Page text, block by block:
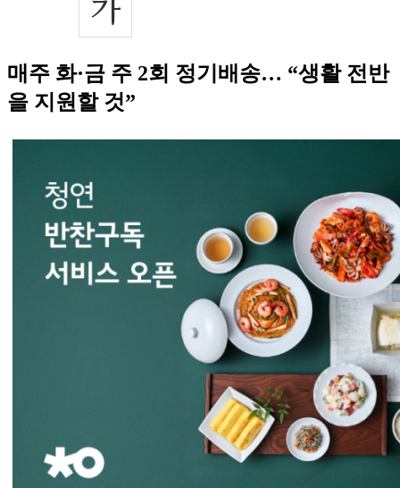
매주 화·금 주 2회 정기배송… “생활 전반
을 지원할 것”